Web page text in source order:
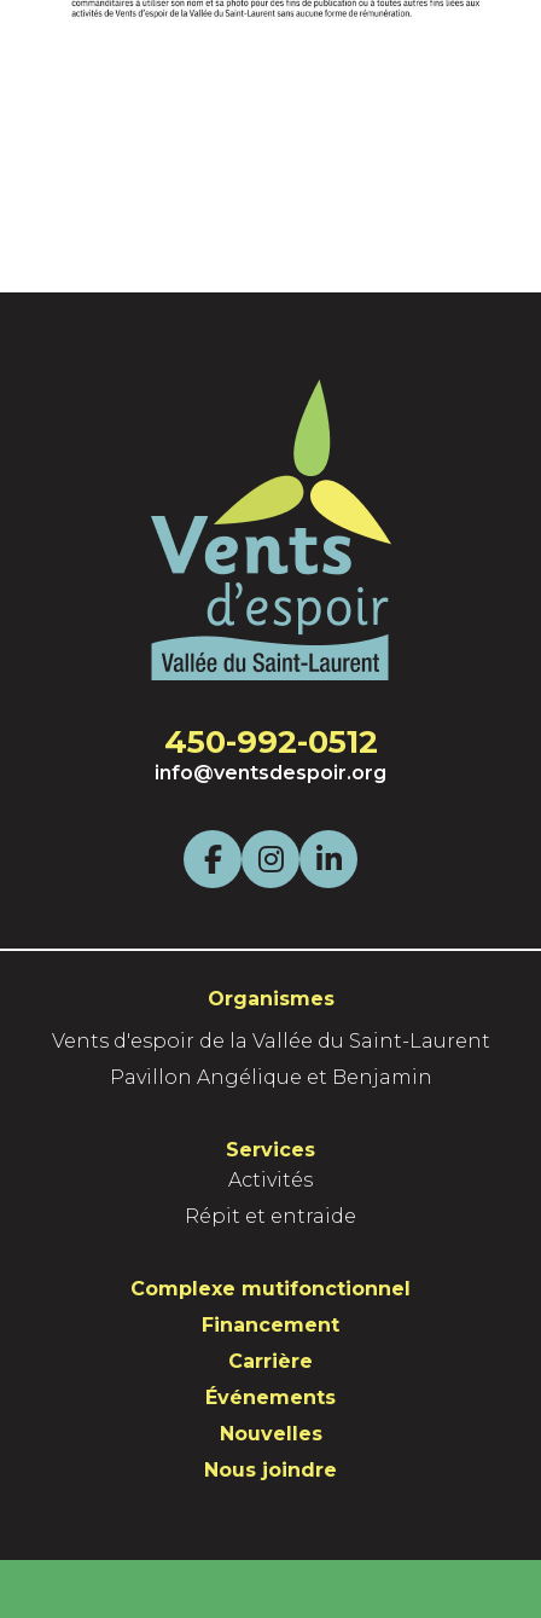
450-992-0512
info@ventsdespoir.org
F
e
b
o
o
I
t
a
g
r
m
L
k
e
I
Organismes
Vents d'espoir de la Vallée du Saint-Laurent
Pavillon Angélique et Benjamin
Services
Activités
Répit et entraide
Complexe mutifonctionnel
Financement
Carrière
Événements
Nouvelles
Nous joindre